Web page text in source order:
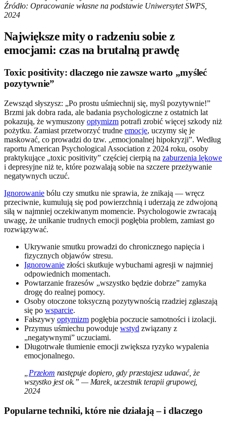
Źródło: Opracowanie własne na podstawie Uniwersytet SWPS,
2024
Największe mity o radzeniu sobie z
emocjami: czas na brutalną prawdę
Toxic positivity: dlaczego nie zawsze warto „myśleć
pozytywnie”
Zewsząd słyszysz: „Po prostu uśmiechnij się, myśl pozytywnie!”
Brzmi jak dobra rada, ale badania psychologiczne z ostatnich lat
pokazują, że wymuszony optymizm potrafi zrobić więcej szkody niż
pożytku. Zamiast przetworzyć trudne emocje, uczymy się je
maskować, co prowadzi do tzw. „emocjonalnej hipokryzji”. Według
raportu American Psychological Association z 2024 roku, osoby
praktykujące „toxic positivity” częściej cierpią na zaburzenia lękowe
i depresyjne niż te, które pozwalają sobie na szczere przeżywanie
negatywnych uczuć.
Ignorowanie bólu czy smutku nie sprawia, że znikają — wręcz
przeciwnie, kumulują się pod powierzchnią i uderzają ze zdwojoną
siłą w najmniej oczekiwanym momencie. Psychologowie zwracają
uwagę, że unikanie trudnych emocji pogłębia problem, zamiast go
rozwiązywać.
Ukrywanie smutku prowadzi do chronicznego napięcia i
fizycznych objawów stresu.
Ignorowanie złości skutkuje wybuchami agresji w najmniej
odpowiednich momentach.
Powtarzanie frazesów „wszystko będzie dobrze” zamyka
drogę do realnej pomocy.
Osoby otoczone toksyczną pozytywnością rzadziej zgłaszają
się po wsparcie.
Fałszywy optymizm pogłębia poczucie samotności i izolacji.
Przymus uśmiechu powoduje wstyd związany z
„negatywnymi” uczuciami.
Długotrwałe tłumienie emocji zwiększa ryzyko wypalenia
emocjonalnego.
Przełom następuje dopiero, gdy przestajesz udawać, że
wszystko jest ok.” — Marek, uczestnik terapii grupowej,
2024
Popularne techniki, które nie działają – i dlaczego